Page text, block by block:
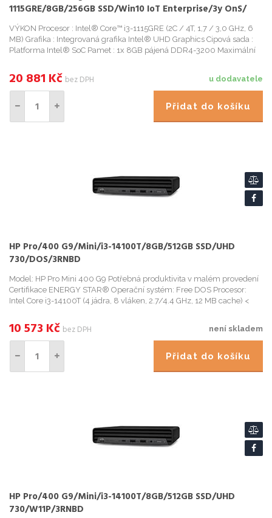
1115GRE/8GB/256GB SSD/Win10 IoT Enterprise/3y OnS/
černá
VÝKON Procesor : Intel® Core™ i3-1115GRE (2C / 4T, 1,7 / 3,0 GHz, 6
MB) Grafika : Integrovaná grafika Intel® UHD Graphics Cipová sada :
Platforma Intel® SoC Pamet : 1x 8GB pájená DDR4-3200 Maximální
u dodavatele
20 881 Kč bez DPH
Přidat do košíku
HP Pro/400 G9/Mini/i3-14100T/8GB/512GB SSD/UHD
730/DOS/3RNBD
Model: HP Pro Mini 400 G9 Potřebná produktivita v malém provedení
Certifikace ENERGY STAR® Operační systém: Free DOS Procesor:
Intel Core i3-14100T (4 jádra, 8 vláken, 2.7/4.4 GHz, 12 MB cache) <
není skladem
10 573 Kč bez DPH
Přidat do košíku
HP Pro/400 G9/Mini/i3-14100T/8GB/512GB SSD/UHD
730/W11P/3RNBD